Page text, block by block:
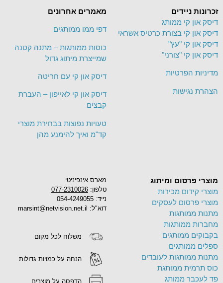
מארס אינפיניטי
טלפון: 077-2310026
נייד: 054-4249055
דוא"ל: marsint@netvision.net.il
משלוח לכל מקום
הנחה על כמויות גדולות
הדפסה על מוצרים
מוצרי פרסום ומיתוג
מוצרי קידום מכירות
מוצרי פרסום לעסקים
מתנות ממותגות
מחברות ממותגות
בקבוקים ממותגים
ספלים ממותגים
מתנות ממותגות לעובדים
כוס תרמית ממותגת
פד לעכבר ממותג
מאמרים אחרונים
דפי ממו ממותגים
כוסות ממותגות – מתנה קטנה
שמייצרת מיתוג גדול
דיסק און קי עם חריטה
דיסק און קי לאייפון – העברת
קבצים
טעויות נפוצות בבחירת מוצרי
קד"מ ואיך להימנע מהן
זכרונות ניידים
דיסק און קי ממותג
דיסק און קי בצורת כרטיס אשראי
דיסק און קי "עץ"
דיסק און קי "צורני"
מדיניות הפרטיות
הצהרת נגישות